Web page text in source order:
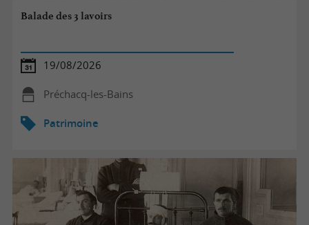
Balade des 3 lavoirs
19/08/2026
Préchacq-les-Bains
Patrimoine